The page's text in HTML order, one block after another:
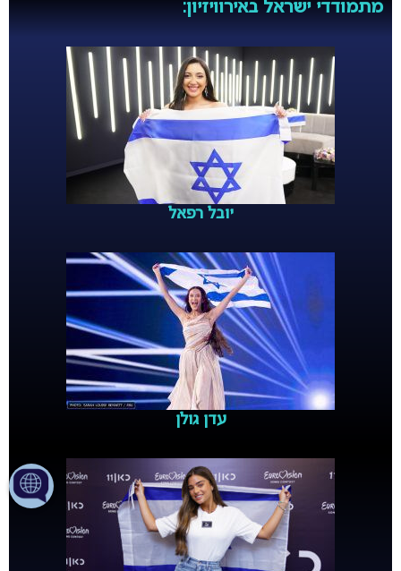
מתמודדי ישראל באירוויזיון:
יובל רפאל
עדן גולן